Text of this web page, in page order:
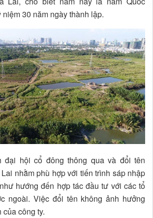
30 năm ngày thành lập.
đại hội cổ đông thông qua và đổi tên
nhằm phù hợp với tiến trình sáp nhập
hướng đến hợp tác đầu tư với các tổ
ngoài. Việc đổi tên không ảnh hưởng
công ty.